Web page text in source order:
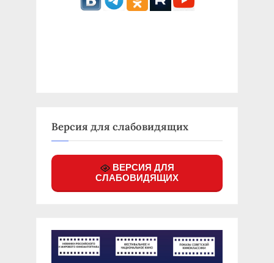
Версия для слабовидящих
ВЕРСИЯ ДЛЯ
СЛАБОВИДЯЩИХ